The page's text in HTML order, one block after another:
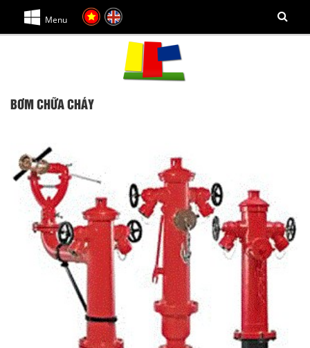
Menu
BƠM CHỮA CHÁY